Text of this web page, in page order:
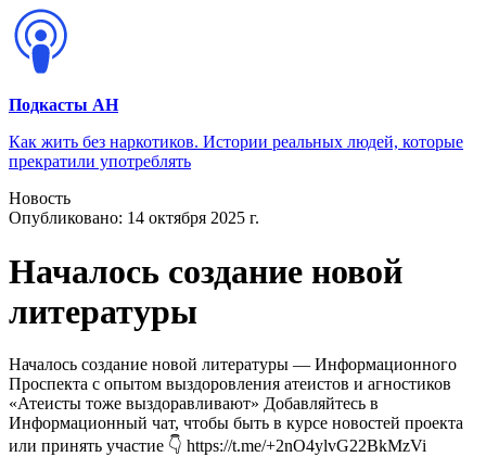
Подкасты АН
Как жить без наркотиков. Истории реальных людей, которые
прекратили употреблять
Новость
Опубликовано: 14 октября 2025 г.
Началось создание новой
литературы
Началось создание новой литературы — Информационного
Проспекта с опытом выздоровления атеистов и агностиков
«Атеисты тоже выздоравливают» Добавляйтесь в
Информационный чат, чтобы быть в курсе новостей проекта
или принять участие 👇 https://t.me/+2nO4ylvG22BkMzVi